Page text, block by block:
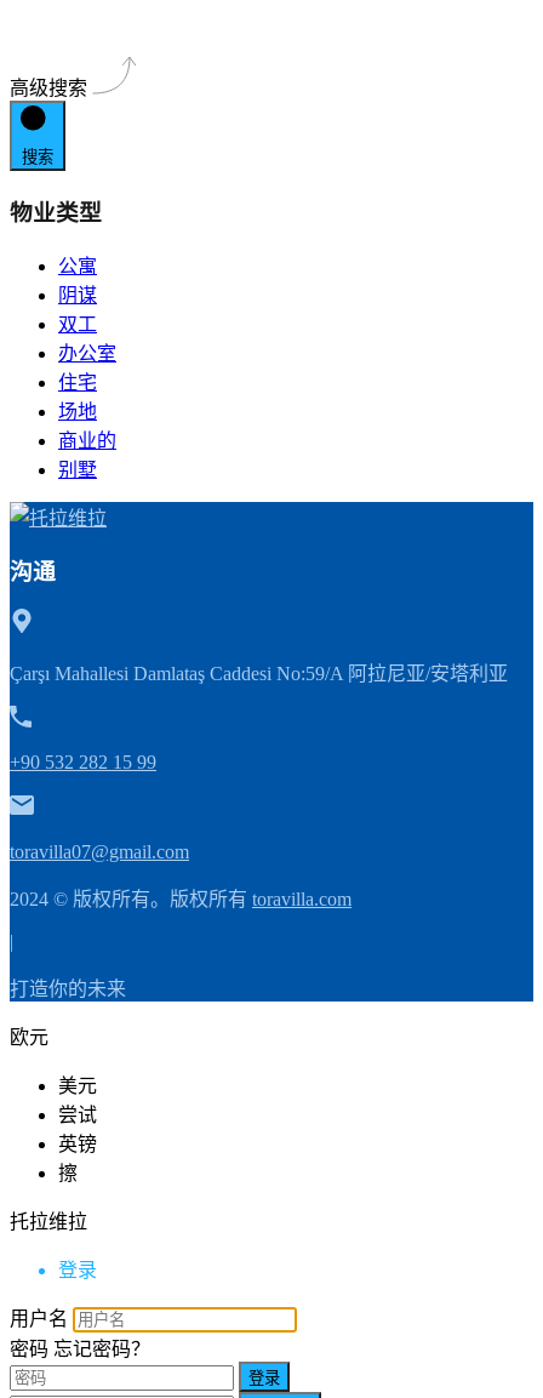
高级搜索
搜索
物业类型
公寓
阴谋
双工
办公室
住宅
场地
商业的
别墅
沟通
Çarşı Mahallesi Damlataş Caddesi No:59/A 阿拉尼亚/安塔利亚
+90 532 282 15 99
toravilla07@gmail.com
2024 © 版权所有。版权所有 toravilla.com
|
打造你的未来
欧元
美元
尝试
英镑
擦
托拉维拉
登录
用户名
密码 忘记密码？
登录